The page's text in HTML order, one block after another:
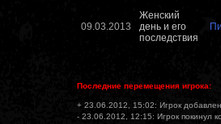
09.03.2013
Женский
день и его
последствия
Последние перемещения игрока:
+ 23.06.2012, 15:02: Игрок
- 23.06.2012, 12:15: Игрок покинул